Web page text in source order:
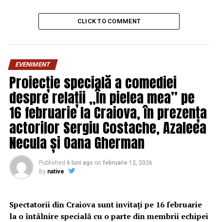
CLICK TO COMMENT
EVENIMENT
Proiecție specială a comediei
despre relații „În pielea mea” pe
16 februarie la Craiova, în prezența
actorilor Sergiu Costache, Azaleea
Necula și Oana Gherman
Published 6 luni ago on februarie 12, 2026
By native
Spectatorii din Craiova sunt invitați pe 16 februarie
la o întâlnire specială cu o parte din membrii echipei